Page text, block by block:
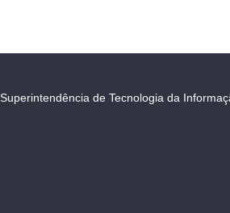
Superintendência de Tecnologia da